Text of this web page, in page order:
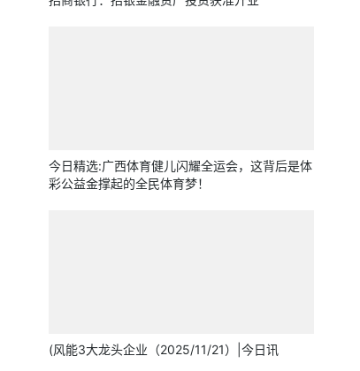
今日精选:广西体育健儿闪耀全运会，这背后是体
彩公益金撑起的全民体育梦！
(风能3大龙头企业（2025/11/21）|今日讯